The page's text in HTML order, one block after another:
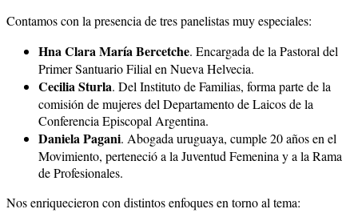
Contamos con la presencia de tres panelistas muy especiales:
Hna Clara María Bercetche. Encargada de la Pastoral del
Primer Santuario Filial en Nueva Helvecia.
Cecilia Sturla. Del Instituto de Familias, forma parte de la
comisión de mujeres del Departamento de Laicos de la
Conferencia Episcopal Argentina.
Daniela Pagani. Abogada uruguaya, cumple 20 años en el
Movimiento, perteneció a la Juventud Femenina y a la Rama
de Profesionales.
Nos enriquecieron con distintos enfoques en torno al tema: